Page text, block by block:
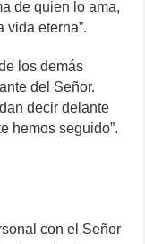
de quien lo ama,
vida eterna”.
los demás
del Señor.
decir delante
hemos seguido”.
con el Señor